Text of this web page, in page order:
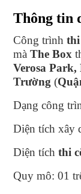
Thông tin
Công trìnhthi
màThe Box
Verosa
Trường(
Dạng công
Diện tích xây
Diện tíchthi
Quy mô: 01